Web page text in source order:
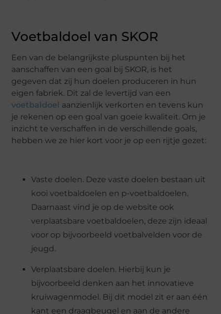
Voetbaldoel van SKOR
Een van de belangrijkste pluspunten bij het
aanschaffen van een goal bij SKOR, is het
gegeven dat zij hun doelen produceren in hun
eigen fabriek. Dit zal de levertijd van een
voetbaldoel aanzienlijk verkorten en tevens kun
je rekenen op een goal van goeie kwaliteit. Om je
inzicht te verschaffen in de verschillende goals,
hebben we ze hier kort voor je op een rijtje gezet:
Vaste doelen. Deze vaste doelen bestaan uit
kooi voetbaldoelen en p-voetbaldoelen.
Daarnaast vind je op de website ook
verplaatsbare voetbaldoelen, deze zijn ideaal
voor op bijvoorbeeld voetbalvelden voor de
jeugd.
Verplaatsbare doelen. Hierbij kun je
bijvoorbeeld denken aan het innovatieve
kruiwagenmodel. Bij dit model zit er aan één
kant een draagbeugel en aan de andere